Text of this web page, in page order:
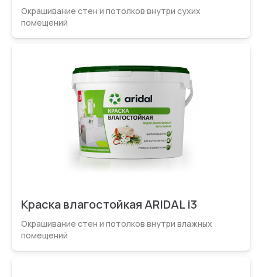
Окрашивание стен и потолков внутри сухих
помещений
Краска влагостойкая ARIDAL i3
Окрашивание стен и потолков внутри влажных
помещений